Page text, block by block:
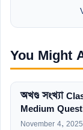
You Might
অখণ্ড সংখ্যা
Medium
November 4, 2025